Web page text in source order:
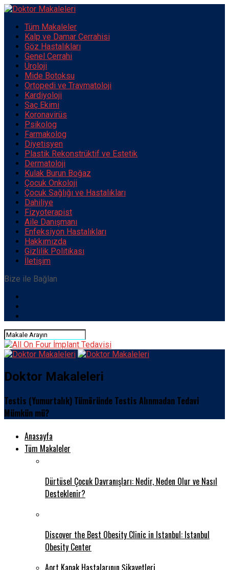
Tüm Makaleler
Kalp ve Damar Cerrahisi
Göz Hastalıkları
Genel Cerrahi
Üroloji
Mide Botoksu
Ortopedi ve Travmatoloji
Kardiyoloji
Saç Ekimi
Koronavirüs
Psikolog
Farmakolog
Diyetisyen
Plastik Rekonstrüktif ve Estetik
Dermatoloji
Kulak Burun Boğaz
Çocuk Onkoloji
Çocuk Sağlığı ve Hastalıkları
Dahiliye
Fizyoterapist
Aile Danışmanı
Enfeksiyon Hastalıkları
Hakkımızda
Gizlilik Politikası
İletişim
Bize ile Bağlan
Doktor Makaleleri
Testis (Yumurtalık) Tümöründe Testis Alınmadan Tedavi
Mümkün mü?
Anasayfa
Tüm Makaleler
Dürtüsel Çocuk Davranışları: Nedir, Neden Olur ve Nasıl
Desteklenir?
Discover the Best Obesity Clinic in Istanbul: Istanbul
Obesity Center